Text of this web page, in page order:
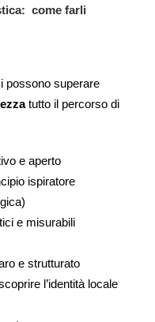
come farli
possono superare
tutto il percorso di
e aperto
ispiratore
e misurabili
e strutturato
l’identità locale